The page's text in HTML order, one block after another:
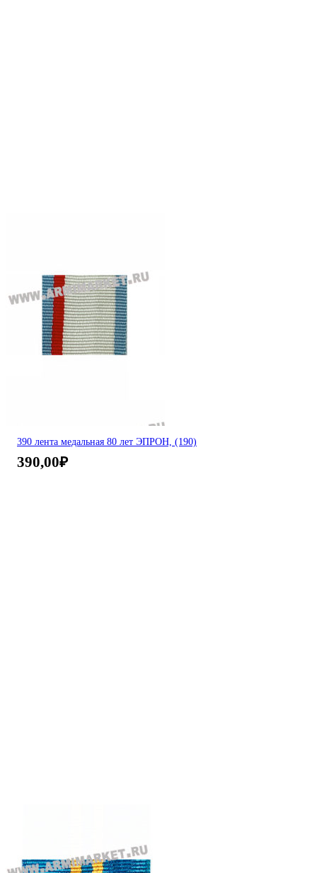
390 лента медальная 80 лет ЭПРОН, (190)
390,00₽